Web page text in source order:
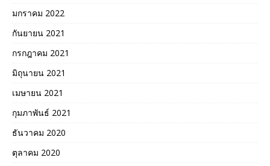
มกราคม 2022
กันยายน 2021
กรกฎาคม 2021
มิถุนายน 2021
เมษายน 2021
กุมภาพันธ์ 2021
ธันวาคม 2020
ตุลาคม 2020